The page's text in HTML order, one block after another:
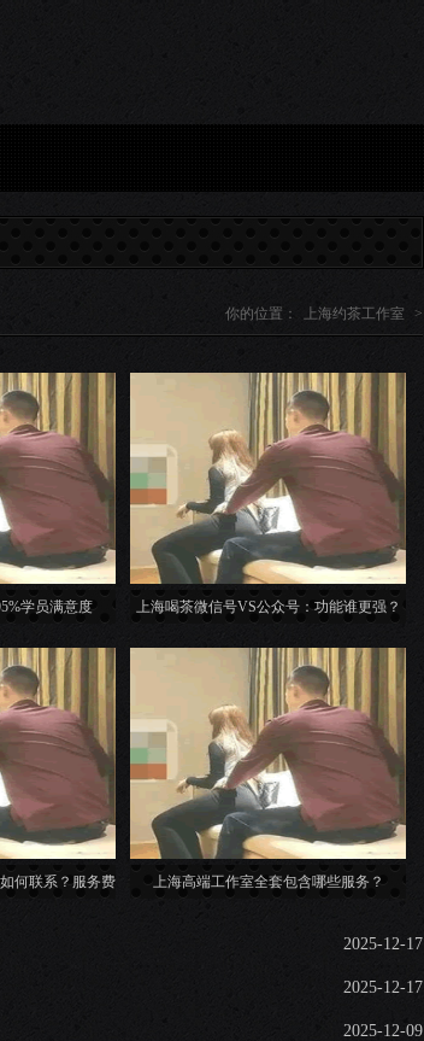
比...
你的位置： 上海约茶工作室 >
学员满意度 上海喝茶微信号VS公众号：功能谁更强？
何联系？服务费
上海高端工作室全套包含哪些服务？
2025-12-17
2025-12-17
2025-12-09